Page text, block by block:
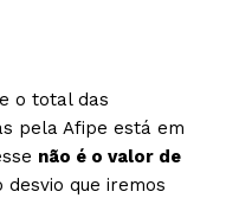
o total das
pela Afipe está em
não é o valor de
desvio que iremos